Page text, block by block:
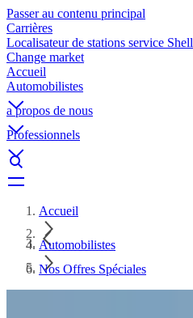
Passer au contenu principal
Carrières
Localisateur de stations service Shell
Change market
Accueil
Automobilistes
a propos de nous
Professionnels
Accueil
Automobilistes
Nos Offres Spéciales